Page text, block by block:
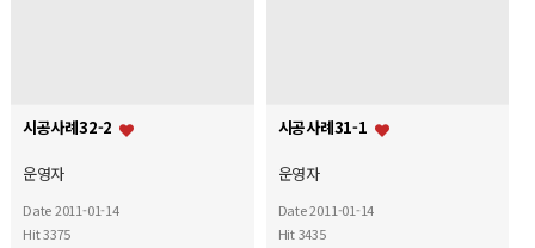
시공사례32-2
운영자
Date 2011-01-14
Hit 3375
시공사례31-1
운영자
Date 2011-01-14
Hit 3435